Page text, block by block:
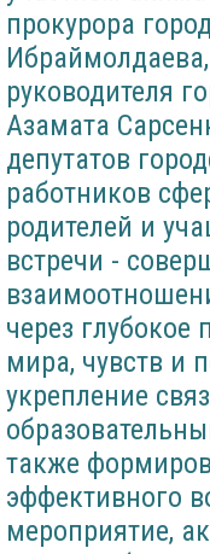
прокурора
руководителя
Азамата
депутатов
работников
родителей и
встречи -
через глубокое
мира, чувств и
укрепление
также
эффективного
мероприятие,